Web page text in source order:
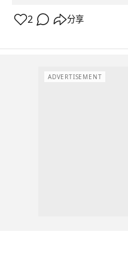
2 分享
ADVERTISEMENT